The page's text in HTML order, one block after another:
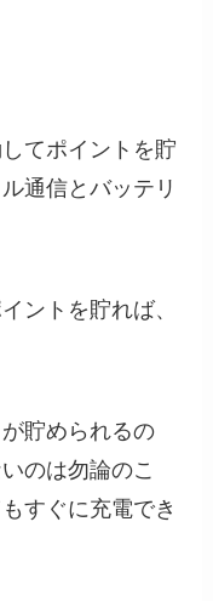
てポイントを貯
通信とバッテリ
ントを貯れば、
貯められるの
のは勿論のこ
すぐに充電でき